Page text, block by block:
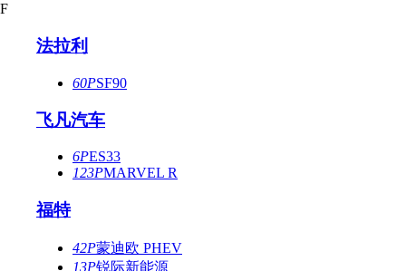
F
法拉利
60PSF90
飞凡汽车
6PES33
123PMARVEL R
福特
42P蒙迪欧 PHEV
13P锐际新能源